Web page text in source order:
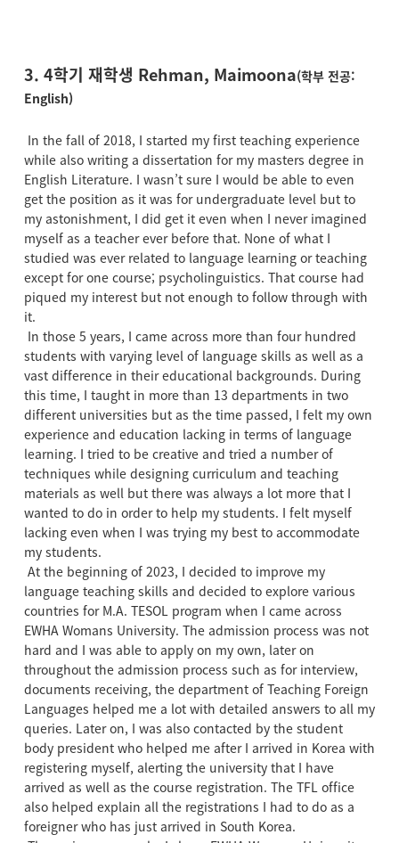
3. 4학기 재학생 Rehman, Maimoona(학부 전공:
English)
In the fall of 2018, I started my first teaching experience
while also writing a dissertation for my masters degree in
English Literature. I wasn’t sure I would be able to even
get the position as it was for undergraduate level but to
my astonishment, I did get it even when I never imagined
myself as a teacher ever before that. None of what I
studied was ever related to language learning or teaching
except for one course; psycholinguistics. That course had
piqued my interest but not enough to follow through with
it.
In those 5 years, I came across more than four hundred
students with varying level of language skills as well as a
vast difference in their educational backgrounds. During
this time, I taught in more than 13 departments in two
different universities but as the time passed, I felt my own
experience and education lacking in terms of language
learning. I tried to be creative and tried a number of
techniques while designing curriculum and teaching
materials as well but there was always a lot more that I
wanted to do in order to help my students. I felt myself
lacking even when I was trying my best to accommodate
my students.
At the beginning of 2023, I decided to improve my
language teaching skills and decided to explore various
countries for M.A. TESOL program when I came across
EWHA Womans University. The admission process was not
hard and I was able to apply on my own, later on
throughout the admission process such as for interview,
documents receiving, the department of Teaching Foreign
Languages helped me a lot with detailed answers to all my
queries. Later on, I was also contacted by the student
body president who helped me after I arrived in Korea with
registering myself, alerting the university that I have
arrived as well as the course registration. The TFL office
also helped explain all the registrations I had to do as a
foreigner who has just arrived in South Korea.